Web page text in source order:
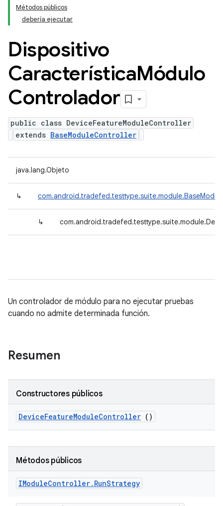
Métodos públicos
debería ejecutar
Dispositivo
CaracterísticaMódulo
Controlador
public class DeviceFeatureModuleController
extends BaseModuleController
java.lang.Objeto
↳
↳
Un controlador de módulo para no ejecutar pruebas
cuando no admite determinada función.
Resumen
Constructores públicos
DeviceFeatureModuleController ()
Métodos públicos
IModuleController. RunStrategy